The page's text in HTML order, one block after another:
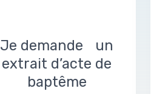
Je demande un
extrait d’acte de
baptême